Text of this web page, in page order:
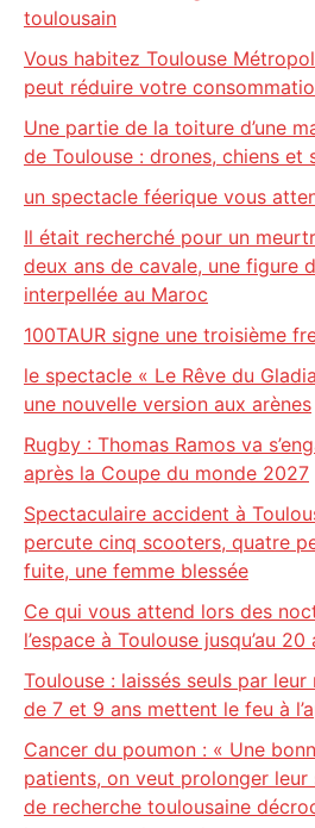
toulousain
Vous habitez Toulouse
peut réduire votre
Une partie de la toiture d’une
de Toulouse : drones, chiens et
un spectacle féerique vous
Il était recherché pour un
deux ans de cavale, une figure
interpellée au Maroc
100TAUR signe une troisième
le spectacle « Le Rêve du
une nouvelle version aux arènes
Rugby : Thomas Ramos va
après la Coupe du monde 2027
Spectaculaire accident à
percute cinq scooters, quatre
fuite, une femme blessée
Ce qui vous attend lors des
l’espace à Toulouse jusqu’au 20
Toulouse : laissés seuls par
de 7 et 9 ans mettent le feu à
Cancer du poumon : « Une
patients, on veut prolonger leur
de recherche toulousaine